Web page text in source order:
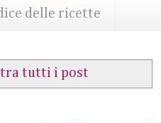
delle ricette
tutti i post